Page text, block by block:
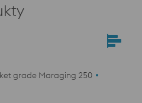
grade Maraging 250